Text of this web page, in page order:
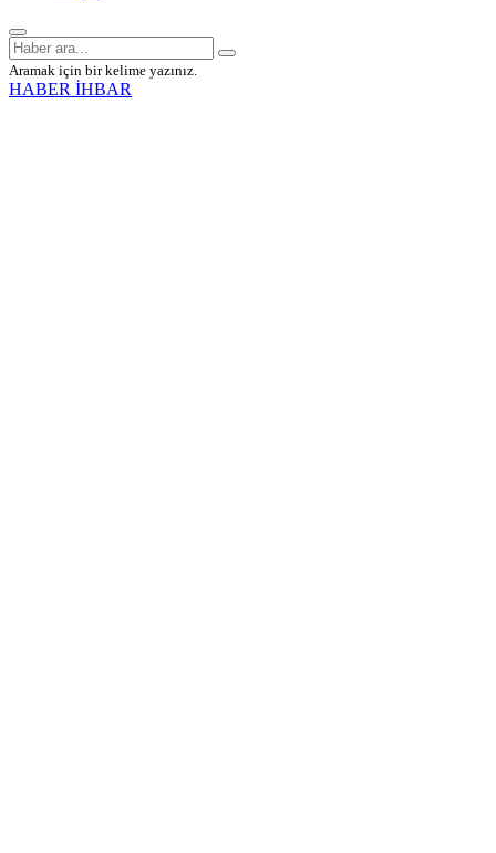
Aramak için bir kelime yazınız.
HABER İHBAR